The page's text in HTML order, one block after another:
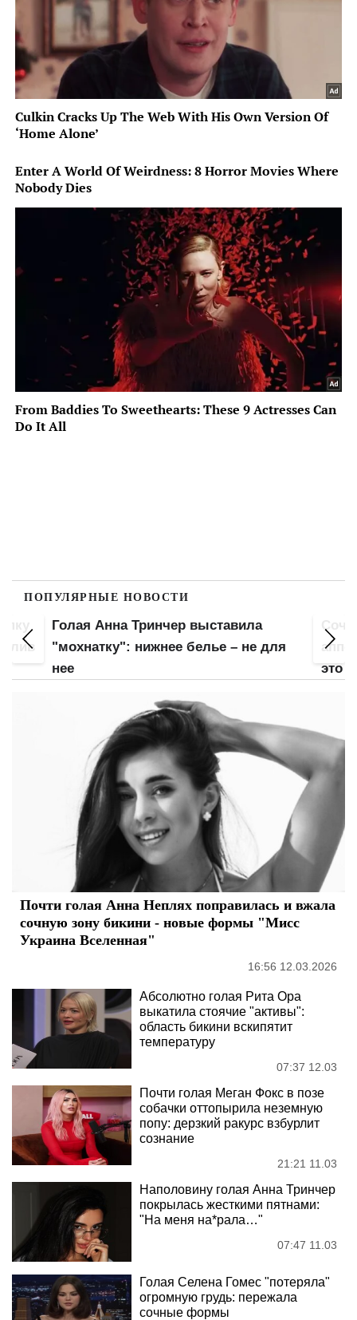
ПОПУЛЯРНЫЕ НОВОСТИ
Голая Анна Тринчер выставила
"мохнатку": нижнее белье – не для
нее
это
Почти голая Анна Неплях поправилась и вжала
сочную зону бикини - новые формы "Мисс
Украина Вселенная"
16:56 12.03.2026
Абсолютно голая Рита Ора
выкатила стоячие "активы":
область бикини вскипятит
температуру
07:37 12.03
Почти голая Меган Фокс в позе
собачки оттопырила неземную
попу: дерзкий ракурс взбурлит
сознание
21:21 11.03
Наполовину голая Анна Тринчер
покрылась жесткими пятнами:
"На меня на*рала…"
07:47 11.03
Голая Селена Гомес "потеряла"
огромную грудь: пережала
сочные формы